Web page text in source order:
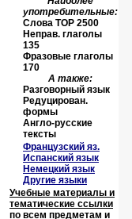
употребительные:
Слова TOP 2500
Неправ. глаголы
135
Фразовые глаголы
170
А также:
Разговорный язык
Редуцирован.
формы
Англо-русские
тексты
Французский яз.
Испанский язык
Немецкий язык
Другие языки
Учебные материалы и
тематические ссылки
по всем предметам и